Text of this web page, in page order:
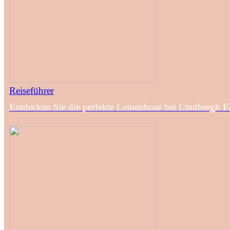
Reiseführer
Entdecken Sie die perfekte Leinenhose bei Lindbergh